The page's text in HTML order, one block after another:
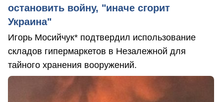
остановить войну, "иначе сгорит
Украина"
Игорь Мосийчук* подтвердил использование
складов гипермаркетов в Незалежной для
тайного хранения вооружений.